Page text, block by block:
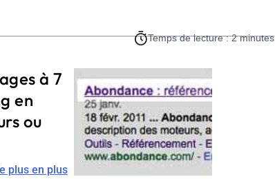
Temps de lecture : 2 minutes
à 7
en
ou
plus en plus